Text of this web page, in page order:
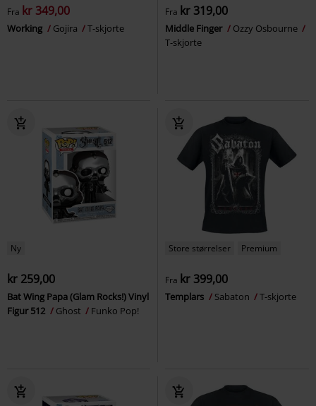
Fra kr 349,00
Working Gojira T-skjorte
Fra kr 319,00
Middle Finger
Ozzy Osbourne
T-skjorte
Ny
kr 259,00
Bat Wing Papa (Glam Rocks!) Vinyl
Figur 512
Ghost Funko Pop!
Store størrelser Premium
Fra kr 399,00
Templars Sabaton T-skjorte